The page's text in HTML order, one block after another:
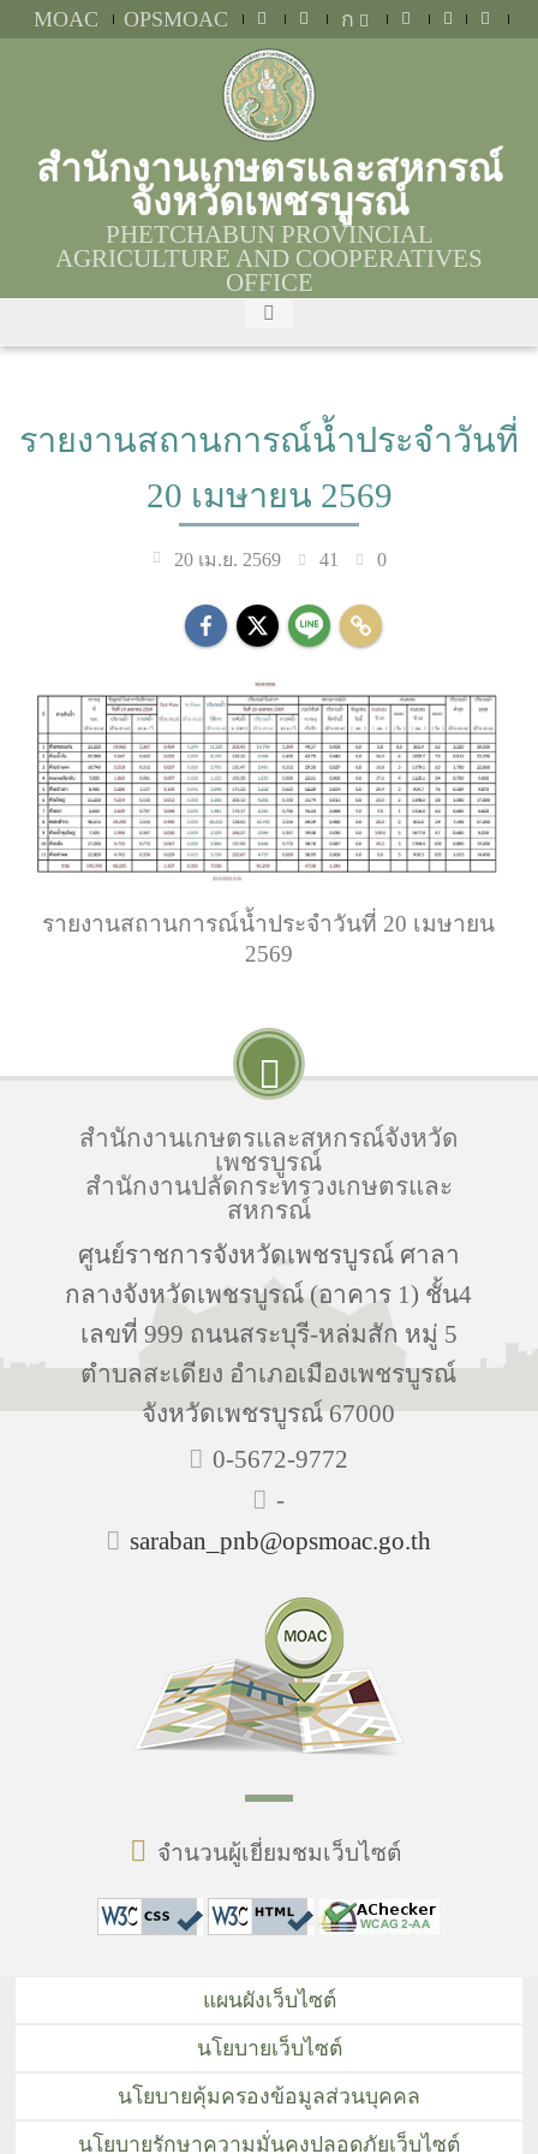
MOAC OPSMOAC ก
สำนักงานเกษตรและสหกรณ์
จังหวัดเพชรบูรณ์
PHETCHABUN PROVINCIAL
AGRICULTURE AND COOPERATIVES
OFFICE
รายงานสถานการณ์น้ำประจำวันที่
20 เมษายน 2569
20 เม.ย. 2569 41 0
รายงานสถานการณ์น้ำประจำวันที่ 20 เมษายน
2569
สำนักงานเกษตรและสหกรณ์จังหวัด
เพชรบูรณ์
สำนักงานปลัดกระทรวงเกษตรและ
สหกรณ์
ศูนย์ราชการจังหวัดเพชรบูรณ์ ศาลา
กลางจังหวัดเพชรบูรณ์ (อาคาร 1) ชั้น4
เลขที่ 999 ถนนสระบุรี-หล่มสัก หมู่ 5
ตำบลสะเดียง อำเภอเมืองเพชรบูรณ์
จังหวัดเพชรบูรณ์ 67000
0-5672-9772
-
saraban_pnb@opsmoac.go.th
จำนวนผู้เยี่ยมชมเว็บไซต์
แผนผังเว็บไซต์
นโยบายเว็บไซต์
นโยบายคุ้มครองข้อมูลส่วนบุคคล
นโยบายรักษาความมั่นคงปลอดภัยเว็บไซต์